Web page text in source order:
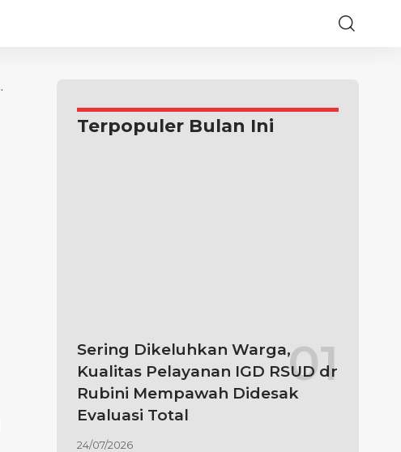
Terpopuler Bulan Ini
Sering Dikeluhkan Warga,
Kualitas Pelayanan IGD RSUD dr
Rubini Mempawah Didesak
Evaluasi Total
24/07/2026